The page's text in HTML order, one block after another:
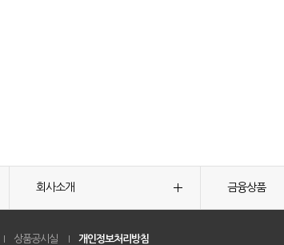
회사소개 금융상품
상품공시실 개인정보처리방침